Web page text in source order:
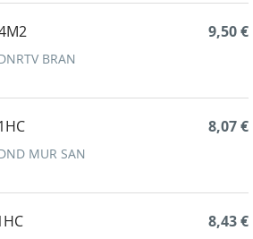
BRAN
9,50 €
MUR SAN
8,07 €
8,43 €